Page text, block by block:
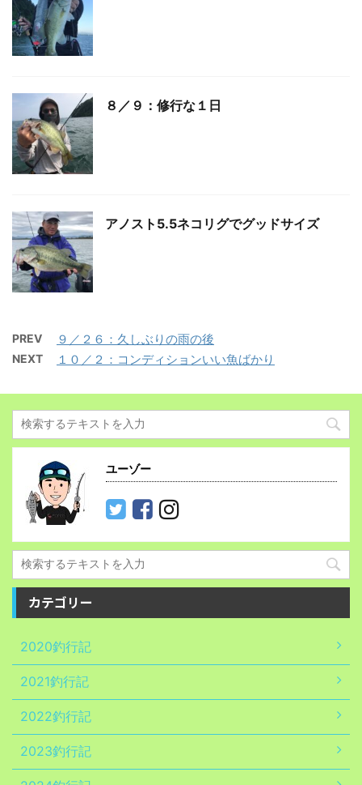
８／９：修行な１日
アノスト5.5ネコリグでグッドサイズ
PREV ９／２６：久しぶりの雨の後
NEXT １０／２：コンディションいい魚ばかり
ユーゾー
カテゴリー
2020釣行記
2021釣行記
2022釣行記
2023釣行記